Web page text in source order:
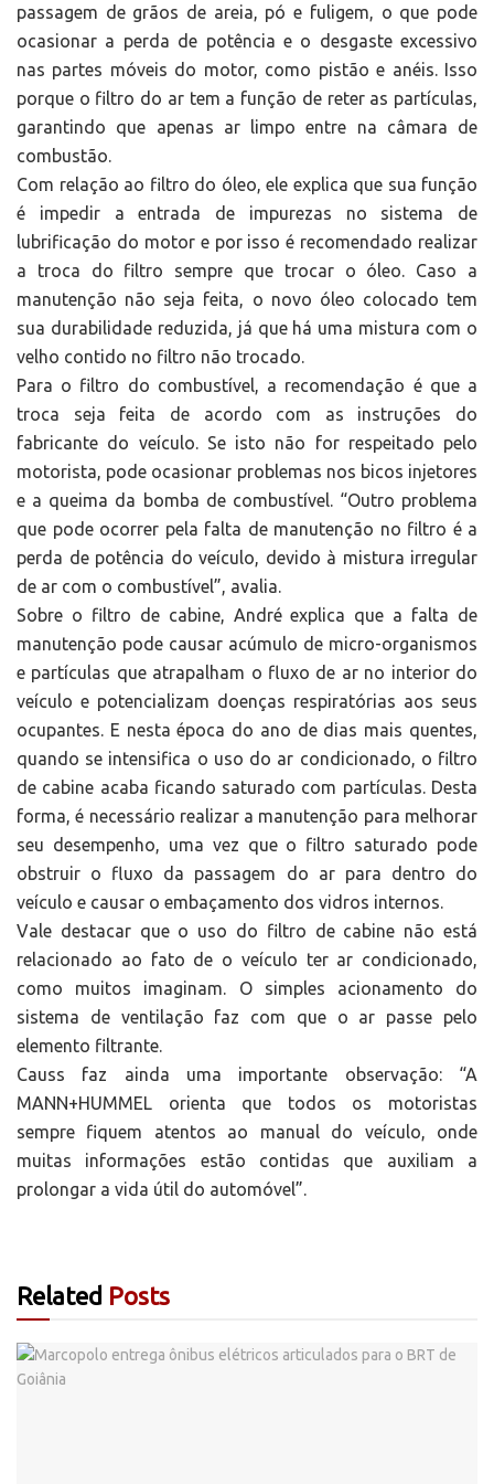
passagem de grãos de areia, pó e fuligem, o que pode
ocasionar a perda de potência e o desgaste excessivo
nas partes móveis do motor, como pistão e anéis. Isso
porque o filtro do ar tem a função de reter as partículas,
garantindo que apenas ar limpo entre na câmara de
combustão.
Com relação ao filtro do óleo, ele explica que sua função
é impedir a entrada de impurezas no sistema de
lubrificação do motor e por isso é recomendado realizar
a troca do filtro sempre que trocar o óleo. Caso a
manutenção não seja feita, o novo óleo colocado tem
sua durabilidade reduzida, já que há uma mistura com o
velho contido no filtro não trocado.
Para o filtro do combustível, a recomendação é que a
troca seja feita de acordo com as instruções do
fabricante do veículo. Se isto não for respeitado pelo
motorista, pode ocasionar problemas nos bicos injetores
e a queima da bomba de combustível. “Outro problema
que pode ocorrer pela falta de manutenção no filtro é a
perda de potência do veículo, devido à mistura irregular
de ar com o combustível”, avalia.
Sobre o filtro de cabine, André explica que a falta de
manutenção pode causar acúmulo de micro-organismos
e partículas que atrapalham o fluxo de ar no interior do
veículo e potencializam doenças respiratórias aos seus
ocupantes. E nesta época do ano de dias mais quentes,
quando se intensifica o uso do ar condicionado, o filtro
de cabine acaba ficando saturado com partículas. Desta
forma, é necessário realizar a manutenção para melhorar
seu desempenho, uma vez que o filtro saturado pode
obstruir o fluxo da passagem do ar para dentro do
veículo e causar o embaçamento dos vidros internos.
Vale destacar que o uso do filtro de cabine não está
relacionado ao fato de o veículo ter ar condicionado,
como muitos imaginam. O simples acionamento do
sistema de ventilação faz com que o ar passe pelo
elemento filtrante.
Causs faz ainda uma importante observação: “A
MANN+HUMMEL orienta que todos os motoristas
sempre fiquem atentos ao manual do veículo, onde
muitas informações estão contidas que auxiliam a
prolongar a vida útil do automóvel”.
Related Posts